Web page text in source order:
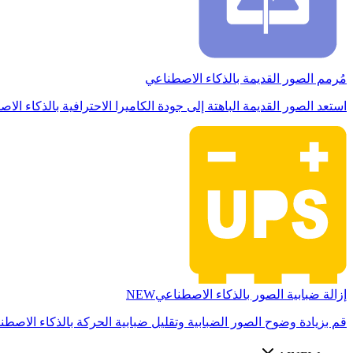
مُرمم الصور القديمة بالذكاء الاصطناعي
استعد الصور القديمة الباهتة إلى جودة الكاميرا الاحترافية بالذكاء
إزالة ضبابية الصور بالذكاء الاصطناعيNEW
قم بزيادة وضوح الصور الضبابية وتقليل ضبابية الحركة بالذكاء